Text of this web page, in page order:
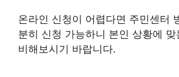
온라인 신청이 어렵다면 주민센터
분히 신청 가능하니 본인 상황에
비해보시기 바랍니다.